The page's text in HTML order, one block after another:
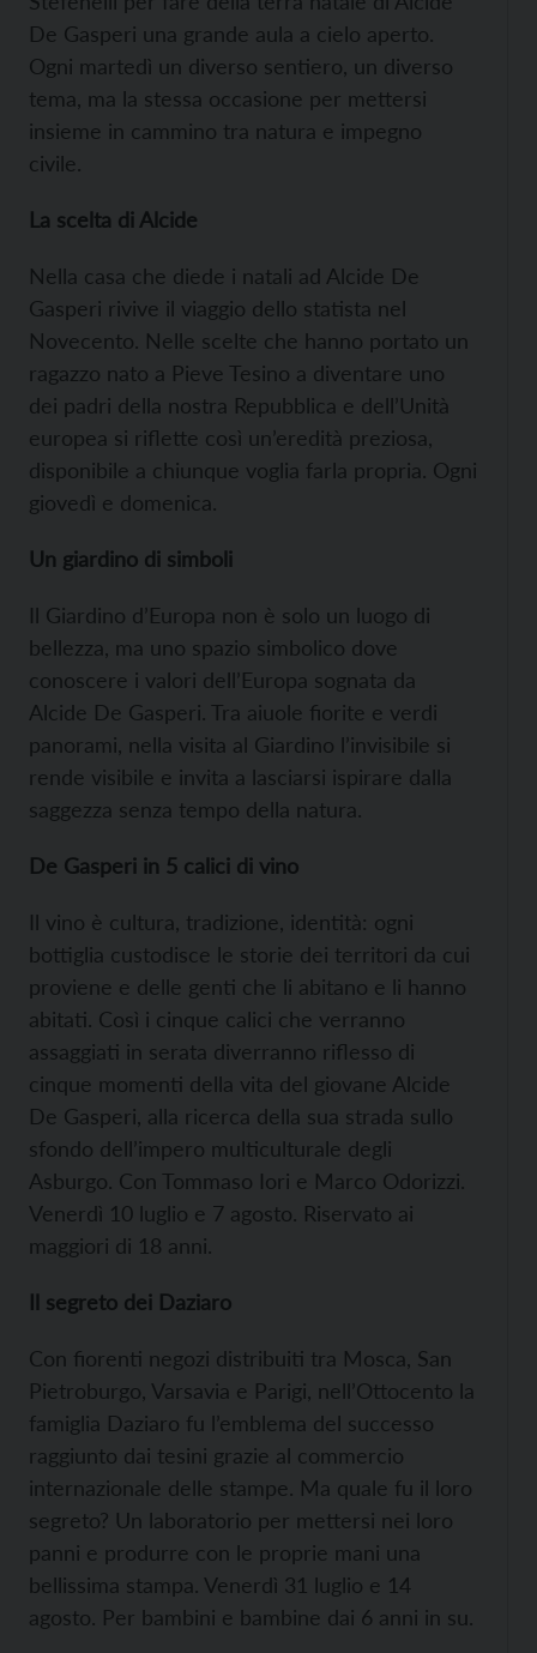
De Gasperi una grande aula a cielo aperto.
Ogni martedì un diverso sentiero, un diverso
tema, ma la stessa occasione per mettersi
insieme in cammino tra natura e impegno
civile.
La scelta di Alcide
Nella casa che diede i natali ad Alcide De
Gasperi rivive il viaggio dello statista nel
Novecento. Nelle scelte che hanno portato un
ragazzo nato a Pieve Tesino a diventare uno
dei padri della nostra Repubblica e dell’Unità
europea si riflette così un’eredità preziosa,
disponibile a chiunque voglia farla propria. Ogni
giovedì e domenica.
Un giardino di simboli
Il Giardino d’Europa non è solo un luogo di
bellezza, ma uno spazio simbolico dove
conoscere i valori dell’Europa sognata da
Alcide De Gasperi. Tra aiuole fiorite e verdi
panorami, nella visita al Giardino l’invisibile si
rende visibile e invita a lasciarsi ispirare dalla
saggezza senza tempo della natura.
De Gasperi in 5 calici di vino
Il vino è cultura, tradizione, identità: ogni
bottiglia custodisce le storie dei territori da cui
proviene e delle genti che li abitano e li hanno
abitati. Così i cinque calici che verranno
assaggiati in serata diverranno riflesso di
cinque momenti della vita del giovane Alcide
De Gasperi, alla ricerca della sua strada sullo
sfondo dell’impero multiculturale degli
Asburgo. Con Tommaso Iori e Marco Odorizzi.
Venerdì 10 luglio e 7 agosto. Riservato ai
maggiori di 18 anni.
Il segreto dei Daziaro
Con fiorenti negozi distribuiti tra Mosca, San
Pietroburgo, Varsavia e Parigi, nell’Ottocento la
famiglia Daziaro fu l’emblema del successo
raggiunto dai tesini grazie al commercio
internazionale delle stampe. Ma quale fu il loro
segreto? Un laboratorio per mettersi nei loro
panni e produrre con le proprie mani una
bellissima stampa. Venerdì 31 luglio e 14
agosto. Per bambini e bambine dai 6 anni in su.